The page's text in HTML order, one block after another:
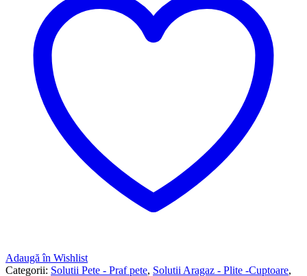
Adaugă în Wishlist
Categorii: Solutii Pete - Praf pete, Solutii Aragaz - Plite -Cuptoare,